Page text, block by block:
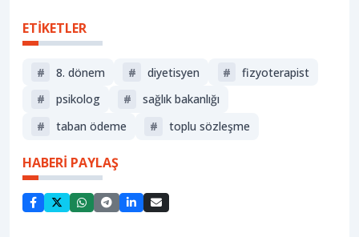
ETİKETLER
# 8. dönem # diyetisyen #
fizyoterapist
#
psikolog #
sağlik bakanliği
#
taban ödeme # toplu sözleşme
HABERİ PAYLAŞ